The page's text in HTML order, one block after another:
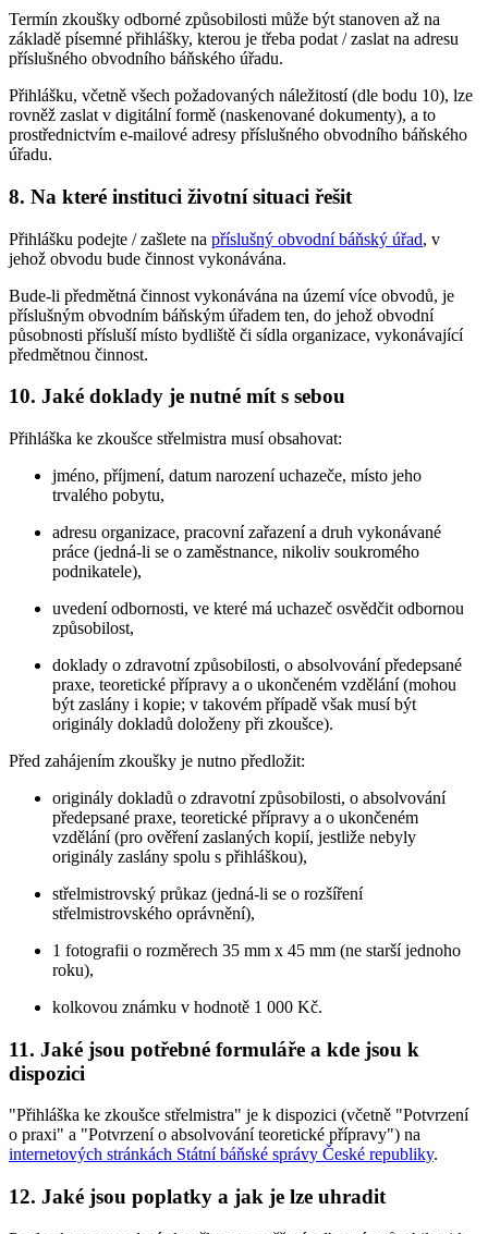
Termín zkoušky odborné způsobilosti může být stanoven až na
základě písemné přihlášky, kterou je třeba podat / zaslat na adresu
příslušného obvodního báňského úřadu.
Přihlášku, včetně všech požadovaných náležitostí (dle bodu 10), lze
rovněž zaslat v digitální formě (naskenované dokumenty), a to
prostřednictvím e-mailové adresy příslušného obvodního báňského
úřadu.
8. Na které instituci životní situaci řešit
Přihlášku podejte / zašlete na příslušný obvodní báňský úřad, v
jehož obvodu bude činnost vykonávána.
Bude-li předmětná činnost vykonávána na území více obvodů, je
příslušným obvodním báňským úřadem ten, do jehož obvodní
působnosti přísluší místo bydliště či sídla organizace, vykonávající
předmětnou činnost.
10. Jaké doklady je nutné mít s sebou
Přihláška ke zkoušce střelmistra musí obsahovat:
jméno, příjmení, datum narození uchazeče, místo jeho
trvalého pobytu,
adresu organizace, pracovní zařazení a druh vykonávané
práce (jedná-li se o zaměstnance, nikoliv soukromého
podnikatele),
uvedení odbornosti, ve které má uchazeč osvědčit odbornou
způsobilost,
doklady o zdravotní způsobilosti, o absolvování předepsané
praxe, teoretické přípravy a o ukončeném vzdělání (mohou
být zaslány i kopie; v takovém případě však musí být
originály dokladů doloženy při zkoušce).
Před zahájením zkoušky je nutno předložit:
originály dokladů o zdravotní způsobilosti, o absolvování
předepsané praxe, teoretické přípravy a o ukončeném
vzdělání (pro ověření zaslaných kopií, jestliže nebyly
originály zaslány spolu s přihláškou),
střelmistrovský průkaz (jedná-li se o rozšíření
střelmistrovského oprávnění),
1 fotografii o rozměrech 35 mm x 45 mm (ne starší jednoho
roku),
kolkovou známku v hodnotě 1 000 Kč.
11. Jaké jsou potřebné formuláře a kde jsou k
dispozici
"Přihláška ke zkoušce střelmistra" je k dispozici (včetně "Potvrzení
o praxi" a "Potvrzení o absolvování teoretické přípravy") na
internetových stránkách Státní báňské správy České republiky.
12. Jaké jsou poplatky a jak je lze uhradit